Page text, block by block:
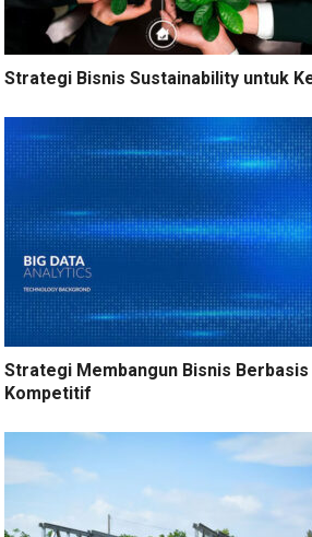
Strategi Bisnis Sustainability untuk
Strategi Membangun Bisnis Berbasis
Kompetitif